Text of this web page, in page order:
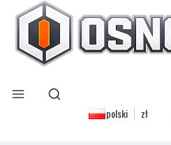
Menu Otwórz wyszukiwarkę
Szukaj
polski zł